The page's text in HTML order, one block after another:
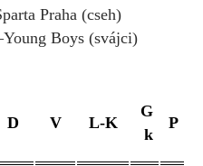
Praha (cseh)
Boys (svájci)
D V L-K
G
k
P